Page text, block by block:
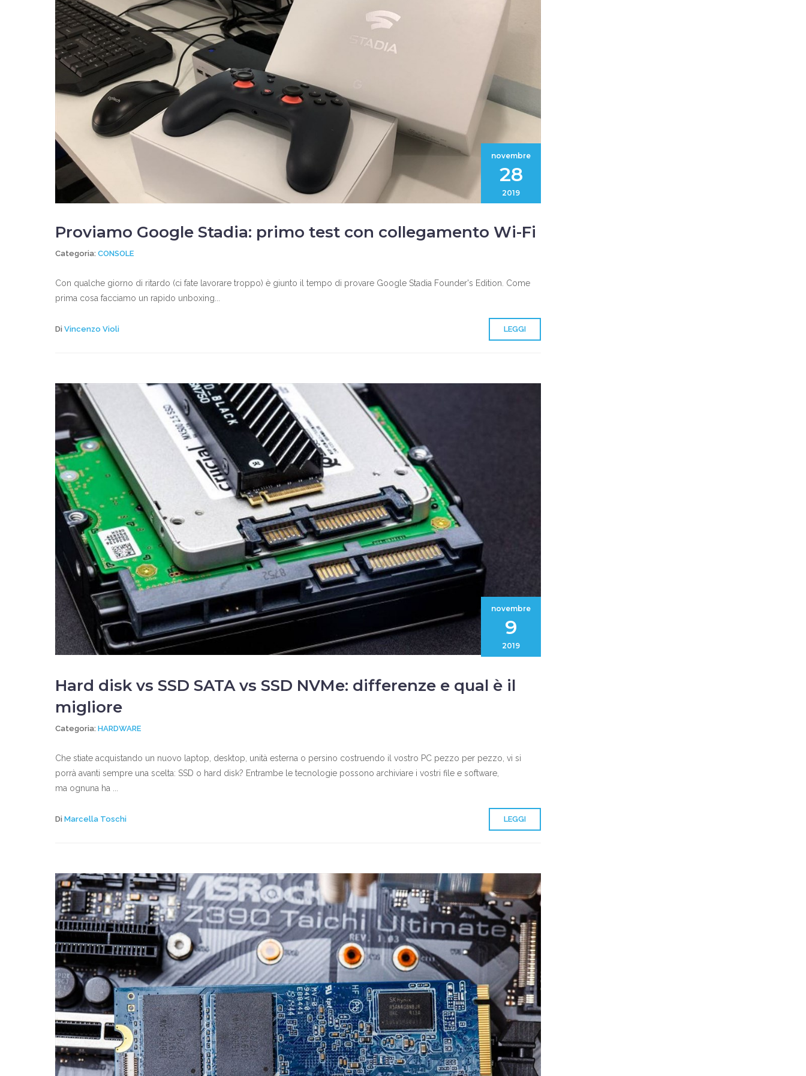
novembre
28
2019
Proviamo Google Stadia: primo test con collegamento Wi-Fi
Categoria: CONSOLE
Con qualche giorno di ritardo (ci fate lavorare troppo) è giunto il tempo di provare Google Stadia Founder's Edition. Come
prima cosa facciamo un rapido unboxing...
Di Vincenzo Violi LEGGI
novembre
9
2019
Hard disk vs SSD SATA vs SSD NVMe: differenze e qual è il
migliore
Categoria: HARDWARE
Che stiate acquistando un nuovo laptop, desktop, unità esterna o persino costruendo il vostro PC pezzo per pezzo, vi si
porrà avanti sempre una scelta: SSD o hard disk? Entrambe le tecnologie possono archiviare i vostri file e software,
ma ognuna ha ...
Di Marcella Toschi LEGGI